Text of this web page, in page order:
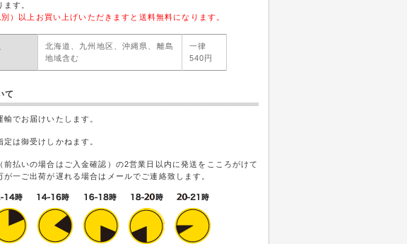
す。
）以上お買い上げいただきますと送料無料になります。
北海道、九州地区、沖縄県、離島
地域含む
一律
540円
て
輸でお届けいたします。
は御受けしかねます。
前払いの場合はご入金確認）の2営業日以内に発送をこころがけて
が一ご出荷が遅れる場合はメールでご連絡致します。